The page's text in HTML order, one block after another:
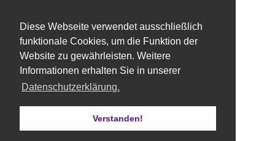
Diese Webseite verwendet ausschließlich
funktionale Cookies, um die Funktion der
Website zu gewährleisten. Weitere
Informationen erhalten Sie in unserer
Datenschutzerklärung.
Verstanden!